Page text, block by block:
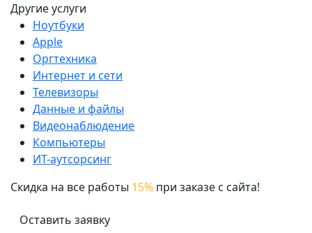
Другие услуги
Ноутбуки
Apple
Оргтехника
Интернет и сети
Телевизоры
Данные и файлы
Видеонаблюдение
Компьютеры
ИТ-аутсорсинг
Скидка на все работы 15% при заказе с сайта!
Оставить заявку